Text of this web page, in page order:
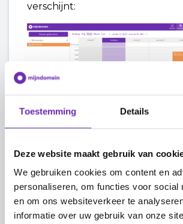
Toestemming Details
Deze website maakt gebruik van
We gebruiken cookies om content en
personaliseren, om functies voor social
en om ons websiteverkeer te
informatie over uw gebruik van onze
verschijnt:
Hier kun je je agenda inzien en
agenda items toeovegein via de
'Nieuwe gebeurtenis'.